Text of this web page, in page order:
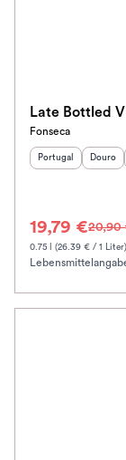
Late Bottled
Fonseca
Herkunftsland:
Portugal Douro
19,79 €20,90
0.75 l (26.39 € / 1 Liter)